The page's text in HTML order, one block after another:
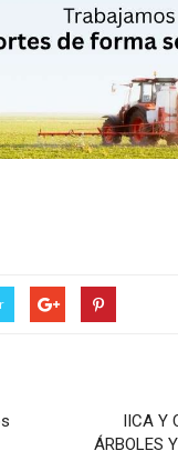
IICA Y
ÁRBOLES